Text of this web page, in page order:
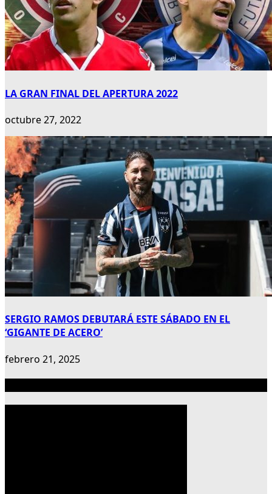
LA GRAN FINAL DEL APERTURA 2022
octubre 27, 2022
SERGIO RAMOS DEBUTARÁ ESTE SÁBADO EN EL
‘GIGANTE DE ACERO’
febrero 21, 2025